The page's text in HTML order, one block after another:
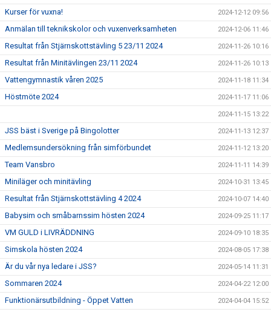
Kurser för vuxna! 2024-12-12 09:56
Anmälan till teknikskolor och vuxenverksamheten 2024-12-06 11:46
Resultat från Stjärnskottstävling 5 23/11 2024 2024-11-26 10:16
Resultat från Minitävlingen 23/11 2024 2024-11-26 10:13
Vattengymnastik våren 2025 2024-11-18 11:34
Höstmöte 2024 2024-11-17 11:06
2024-11-15 13:22
JSS bäst i Sverige på Bingolotter 2024-11-13 12:37
Medlemsundersökning från simförbundet 2024-11-12 13:20
Team Vansbro 2024-11-11 14:39
Miniläger och minitävling 2024-10-31 13:45
Resultat från Stjärnskottstävling 4 2024 2024-10-07 14:40
Babysim och småbarnssim hösten 2024 2024-09-25 11:17
VM GULD i LIVRÄDDNING 2024-09-10 18:35
Simskola hösten 2024 2024-08-05 17:38
Är du vår nya ledare i JSS? 2024-05-14 11:31
Sommaren 2024 2024-04-22 12:00
Funktionärsutbildning - Öppet Vatten 2024-04-04 15:52